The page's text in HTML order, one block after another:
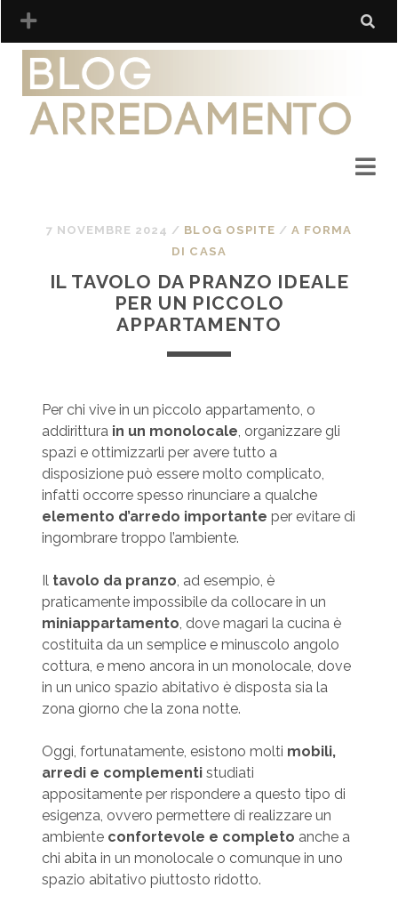
7 NOVEMBRE 2024 / BLOG OSPITE /A FORMA
DI CASA
IL TAVOLO DA PRANZO IDEALE
PER UN PICCOLO
APPARTAMENTO
Per chi vive in un piccolo appartamento, o
addirittura in un monolocale, organizzare gli
spazi e ottimizzarli per avere tutto a
disposizione può essere molto complicato,
infatti occorre spesso rinunciare a qualche
elemento d’arredo importante per evitare di
ingombrare troppo l’ambiente.
Il tavolo da pranzo, ad esempio, è
praticamente impossibile da collocare in un
miniappartamento, dove magari la cucina è
costituita da un semplice e minuscolo angolo
cottura, e meno ancora in un monolocale, dove
in un unico spazio abitativo è disposta sia la
zona giorno che la zona notte.
Oggi, fortunatamente, esistono molti mobili,
arredi e complementistudiati
appositamente per rispondere a questo tipo di
esigenza, ovvero permettere di realizzare un
ambiente confortevole e completo anche a
chi abita in un monolocale o comunque in uno
spazio abitativo piuttosto ridotto.